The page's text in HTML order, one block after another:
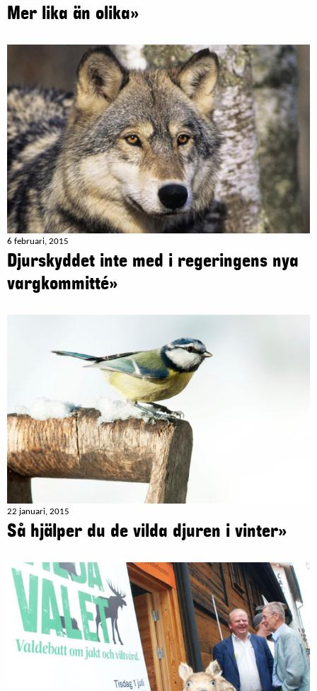
Mer lika än olika»
6 februari, 2015
Djurskyddet inte med i regeringens nya
vargkommitté»
22 januari, 2015
Så hjälper du de vilda djuren i vinter»